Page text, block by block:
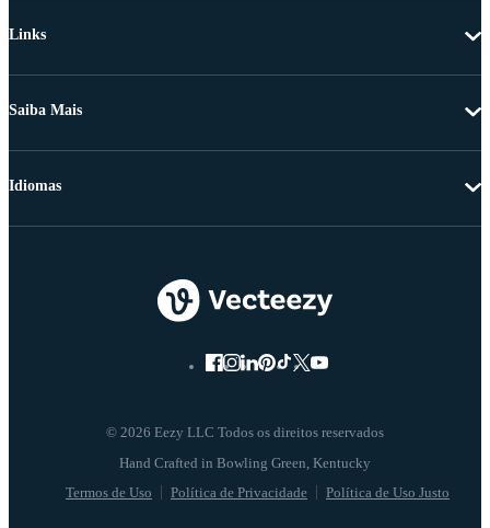
Links
Saiba Mais
© 2026 Eezy LLC Todos os direitos reservados
Termos de Uso Política de Privacidade Política de Uso Justo
Idiomas